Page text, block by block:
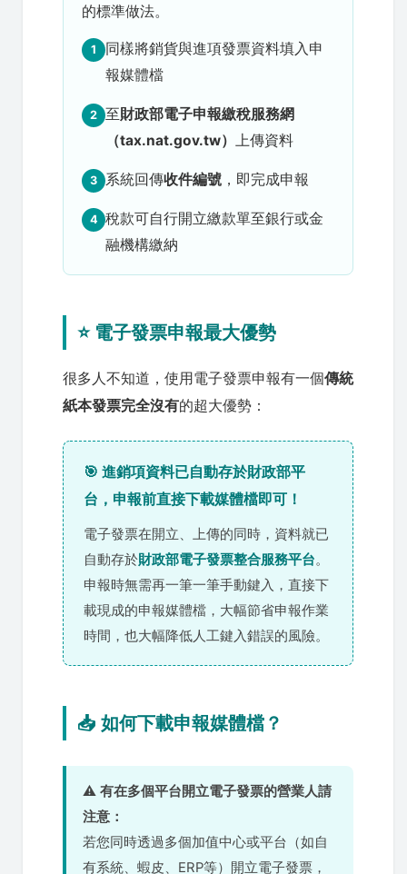
的標準做法。
1
同樣將銷貨與進項發票資料填入申
報媒體檔
2 至財政部電子申報繳稅服務網
（tax.nat.gov.tw） 上傳資料
3 系統回傳收件編號 ，即完成申報
4 稅款可自行開立繳款單至銀行或金
融機構繳納
⭐ 電子發票申報最大優勢
很多人不知道，使用電子發票申報有一個傳統
紙本發票完全沒有的超大優勢：
🎯 進銷項資料已自動存於財政部平
台，申報前直接下載媒體檔即可！
電子發票在開立、上傳的同時，資料就已
自動存於財政部電子發票整合服務平台。
申報時無需再一筆一筆手動鍵入，直接下
載現成的申報媒體檔，大幅節省申報作業
時間，也大幅降低人工鍵入錯誤的風險。
📥 如何下載申報媒體檔？
⚠️ 有在多個平台開立電子發票的營業人請
注意：
若您同時透過多個加值中心或平台（如自
有系統、蝦皮、ERP等）開立電子發票，